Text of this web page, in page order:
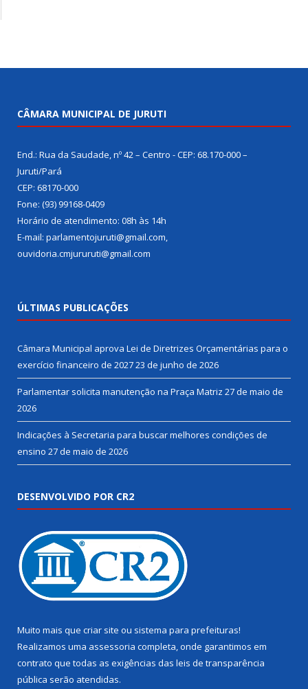
CÂMARA MUNICIPAL DE JURUTI
End.: Rua da Saudade, nº 42 – Centro - CEP: 68.170-000 –
Juruti/Pará
CEP: 68170-000
Fone: (93) 99168-0409
Horário de atendimento: 08h às 14h
E-mail: parlamentojuruti@gmail.com,
ouvidoria.cmjururuti@gmail.com
ÚLTIMAS PUBLICAÇÕES
Câmara Municipal aprova Lei de Diretrizes Orçamentárias para o
exercício financeiro de 202723 de junho de 2026
Parlamentar solicita manutenção na Praça Matriz 27 de maio de
2026
Indicações à Secretaria para buscar melhores condições de
ensino 27 de maio de 2026
DESENVOLVIDO POR CR2
Muito mais que criar site ou sistema para prefeituras!
Realizamos uma assessoria completa, onde garantimos em
contrato que todas as exigências das leis de transparência
pública serão atendidas.